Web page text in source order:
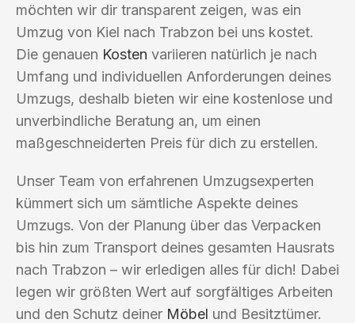
möchten wir dir transparent zeigen, was ein
Umzug von Kiel nach Trabzon bei uns kostet.
Die genauen Kosten variieren natürlich je nach
Umfang und individuellen Anforderungen deines
Umzugs, deshalb bieten wir eine kostenlose und
unverbindliche Beratung an, um einen
maßgeschneiderten Preis für dich zu erstellen.
Unser Team von erfahrenen Umzugsexperten
kümmert sich um sämtliche Aspekte deines
Umzugs. Von der Planung über das Verpacken
bis hin zum Transport deines gesamten Hausrats
nach Trabzon – wir erledigen alles für dich! Dabei
legen wir größten Wert auf sorgfältiges Arbeiten
und den Schutz deiner Möbel und Besitztümer.